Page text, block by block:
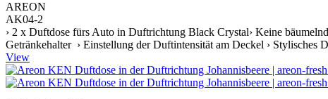
AREON
AK04-2
› 2 x Duftdose fürs Auto in Duftrichtung Black Crystal› Keine
Getränkehalter › Einstellung der Duftintensität am Deckel › Stylisches
View